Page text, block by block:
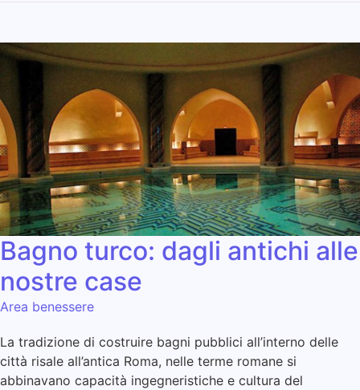
Bagno turco: dagli antichi alle
nostre case
Area benessere
La tradizione di costruire bagni pubblici all’interno delle
città risale all’antica Roma, nelle terme romane si
abbinavano capacità ingegneristiche e cultura del